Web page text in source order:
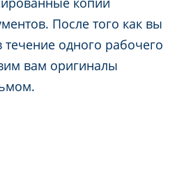
После того как вы
течение одного рабочего
вам оригиналы